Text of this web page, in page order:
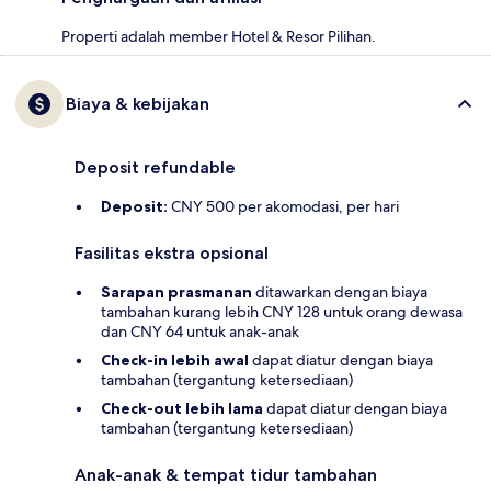
Properti adalah member Hotel & Resor Pilihan.
Biaya & kebijakan
Deposit refundable
Deposit: CNY 500 per akomodasi, per hari
Fasilitas ekstra opsional
Sarapan prasmanan ditawarkan dengan biaya
tambahan kurang lebih CNY 128 untuk orang dewasa
dan CNY 64 untuk anak-anak
Check-in lebih awal dapat diatur dengan biaya
tambahan (tergantung ketersediaan)
Check-out lebih lama dapat diatur dengan biaya
tambahan (tergantung ketersediaan)
Anak-anak & tempat tidur tambahan